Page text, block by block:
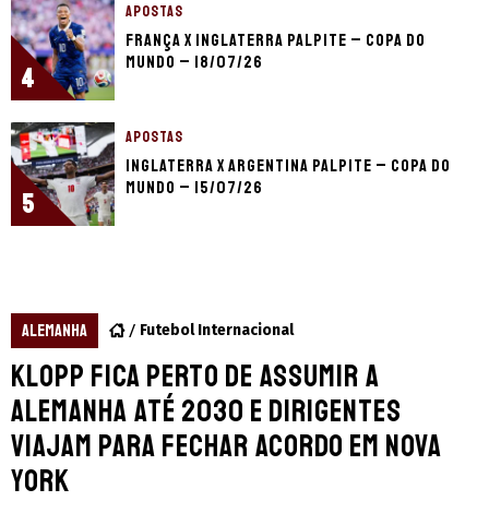
4
APOSTAS
França x Inglaterra palpite – Copa do
Mundo – 18/07/26
5
APOSTAS
Inglaterra x Argentina palpite – Copa do
Mundo – 15/07/26
ALEMANHA Futebol Internacional
Klopp fica perto de assumir a
Alemanha até 2030 e dirigentes
viajam para fechar acordo em Nova
York